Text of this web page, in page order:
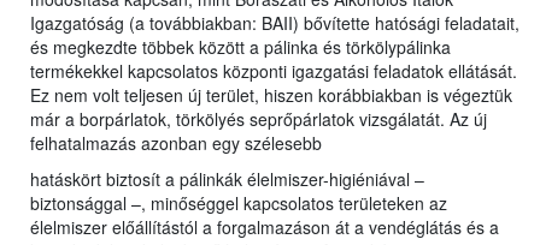
Igazgatóság (a továbbiakban: BAII) bővítette hatósági feladatait,
és megkezdte többek között a pálinka és törkölypálinka
termékekkel kapcsolatos központi igazgatási feladatok ellátását.
Ez nem volt teljesen új terület, hiszen korábbiakban is végeztük
már a borpárlatok, törkölyés seprőpárlatok vizsgálatát. Az új
felhatalmazás azonban egy szélesebb
hatáskört biztosít a pálinkák élelmiszer-higiéniával –
biztonsággal –, minőséggel kapcsolatos területeken az
élelmiszer előállítástól a forgalmazáson át a vendéglátás és a